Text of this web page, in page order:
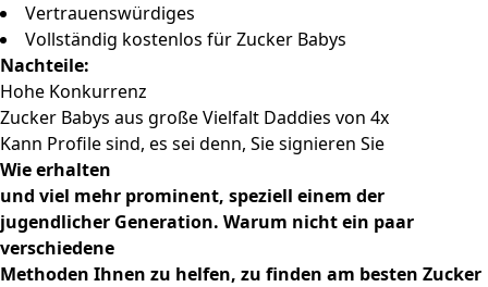
Vertrauenswürdiges
Vollständig kostenlos für Zucker Babys
Nachteile:
Hohe Konkurrenz
Zucker Babys aus große Vielfalt Daddies von 4x
Kann Profile sind, es sei denn, Sie signieren Sie
Wie erhalten
und viel mehr prominent, speziell einem der
jugendlicher Generation. Warum nicht ein paar
verschiedene
Methoden Ihnen zu helfen, zu finden am besten Zucker